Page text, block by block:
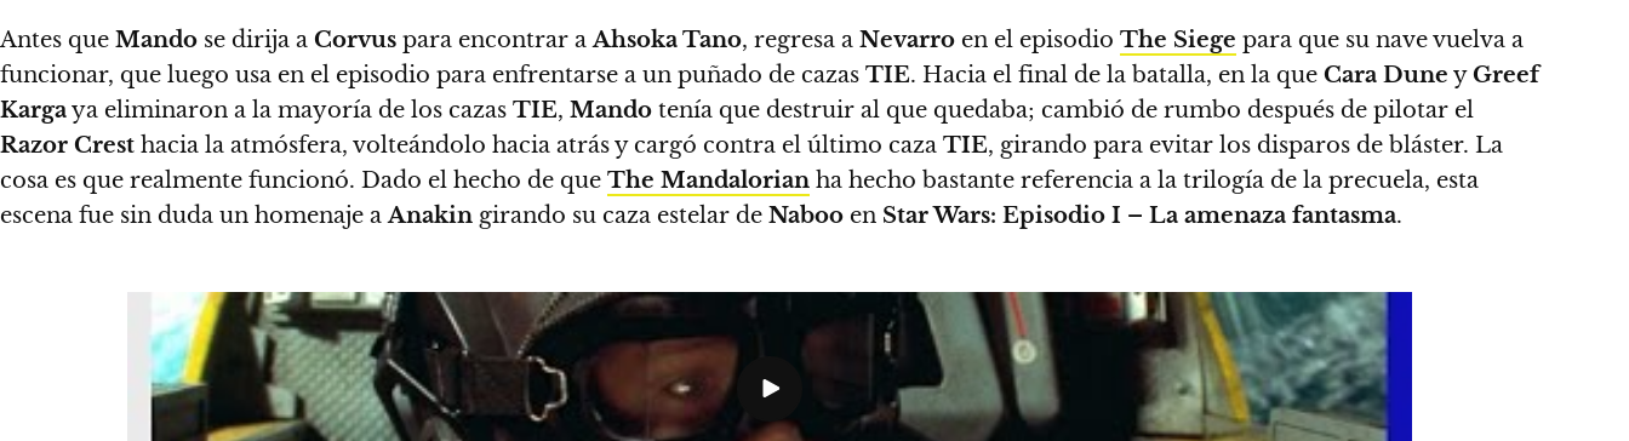
Antes que Mando se dirija a Corvus para encontrar aAhsoka Tano, regresa a Nevarro en el episodio The Siege para que su nave vuelva a
funcionar, que luego usa en el episodio para enfrentarse a un puñado de cazas TIE. Hacia el final de la batalla, en la que Cara Dune yGreef
Kargaya eliminaron a la mayoría de los cazas TIE, Mando tenía que destruir al que quedaba; cambió de rumbo después de pilotar el
Razor Crest hacia la atmósfera, volteándolo hacia atrás y cargó contra el último caza TIE, girando para evitar los disparos de bláster. La
cosa es que realmente funcionó. Dado el hecho de que The Mandalorian ha hecho bastante referencia a la trilogía de la precuela, esta
escena fue sin duda un homenaje aAnakin girando su caza estelar de Naboo en Star Wars: Episodio I – La amenaza fantasma.